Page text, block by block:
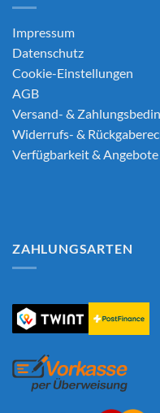
Impressum
Datenschutz
Cookie-Einstellungen
AGB
Versand- &
Widerrufs- &
Verfügbarkeit & Angebote
ZAHLUNGSARTEN